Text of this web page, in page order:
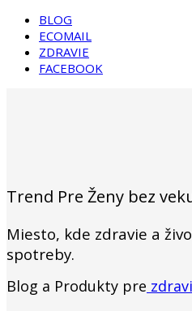
BLOG
ECOMAIL
ZDRAVIE
FACEBOOK
Trend Pre Ženy bez
Miesto, kde zdravie a
spotreby.
Blog a Produkty pre